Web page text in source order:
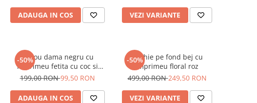
ADAUGA IN COS VEZI VARIANTE
-50%
Tricou dama negru cu
imprimeu fetita cu coc si
ochelari albastrii
199,00 RON99,50 RON
ADAUGA IN COS
-50%
Rochie pe fond bej cu
imprimeu floral roz
499,00 RON249,50 RON
VEZI VARIANTE